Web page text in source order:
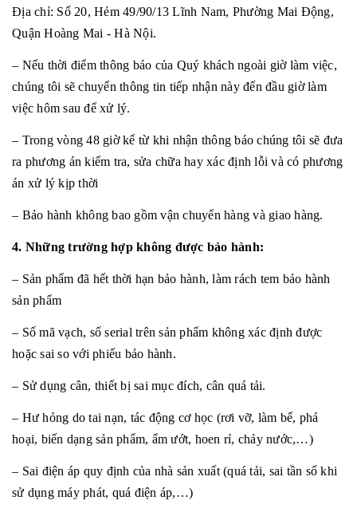
Địa chỉ: Số 20, Hẻm 49/90/13 Lĩnh Nam, Phường Mai Động,
Quận Hoàng Mai - Hà Nội.
– Nếu thời điểm thông báo của Quý khách ngoài giờ làm việc,
chúng tôi sẽ chuyển thông tin tiếp nhận này đến đầu giờ làm
việc hôm sau để xử lý.
– Trong vòng 48 giờ kể từ khi nhận thông báo chúng tôi sẽ đưa
ra phương án kiểm tra, sửa chữa hay xác định lỗi và có phương
án xử lý kịp thời
– Bảo hành không bao gồm vận chuyển hàng và giao hàng.
4. Những trường hợp không được bảo hành:
– Sản phẩm đã hết thời hạn bảo hành, làm rách tem bảo hành
sản phẩm
– Số mã vạch, số serial trên sản phẩm không xác định được
hoặc sai so với phiếu bảo hành.
– Sử dụng cân, thiết bị sai mục đích, cân quá tải.
– Hư hỏng do tai nạn, tác động cơ học (rơi vỡ, làm bể, phá
hoại, biến dạng sản phẩm, ẩm ướt, hoen rỉ, chảy nước,…)
– Sai điện áp quy định của nhà sản xuất (quá tải, sai tần số khi
sử dụng máy phát, quá điện áp,…)